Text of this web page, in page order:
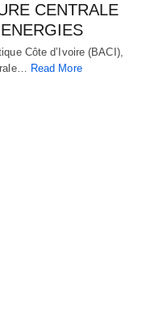
CENTRALE
Côte d’Ivoire (BACI),
Read More